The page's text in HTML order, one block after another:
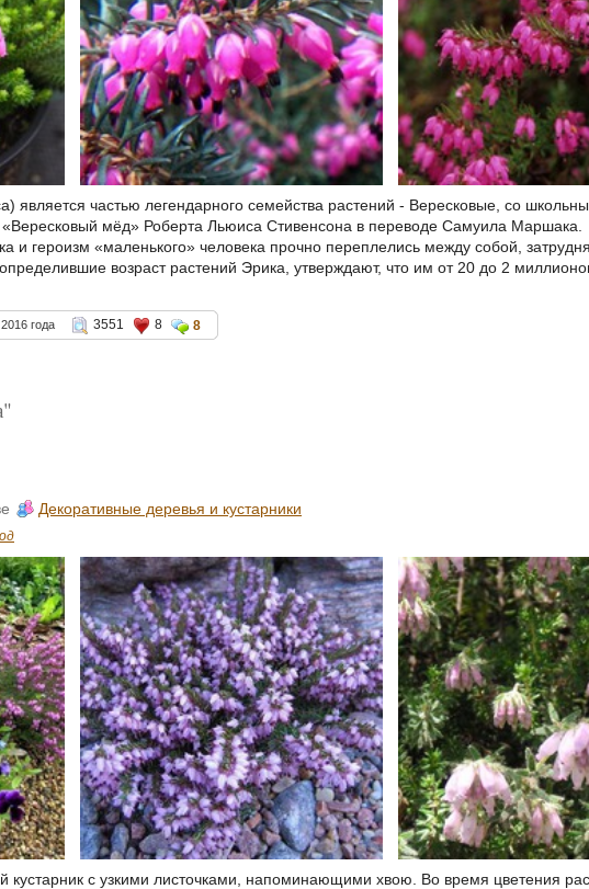
является частью легендарного семейства растений - Вересковые, со
«Вересковый мёд» Роберта Льюиса Стивенсона в переводе Самуила Маршака.
и героизм «маленького» человека прочно переплелись между собой,
возраст растений Эрика, утверждают, что им от 20 до 2 миллионов
года 3551 8 8
Декоративные деревья и кустарники
кустарник с узкими листочками, напоминающими хвою. Во время цветения